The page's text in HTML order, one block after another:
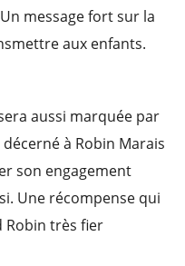
message fort sur la
aux enfants.
aussi marquée par
à Robin Marais
son engagement
Une récompense qui
Robin très fier